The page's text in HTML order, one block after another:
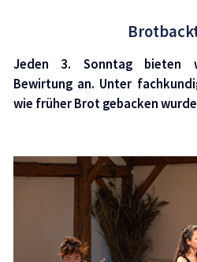
Jeden 3. Sonntag bieten
Bewirtung an. Unter
wie früher Brot gebacken